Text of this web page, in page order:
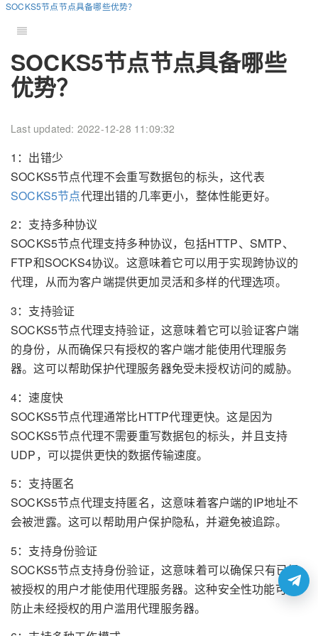
SOCKS5节点节点具备哪些优势？
SOCKS5节点节点具备哪些
优势？
Last updated: 2022-12-28 11:09:32
1：出错少
SOCKS5节点代理不会重写数据包的标头，这代表
SOCKS5节点代理出错的几率更小，整体性能更好。
2：支持多种协议
SOCKS5节点代理支持多种协议，包括HTTP、SMTP、
FTP和SOCKS4协议。这意味着它可以用于实现跨协议的
代理，从而为客户端提供更加灵活和多样的代理选项。
3：支持验证
SOCKS5节点代理支持验证，这意味着它可以验证客户端
的身份，从而确保只有授权的客户端才能使用代理服务
器。这可以帮助保护代理服务器免受未授权访问的威胁。
4：速度快
SOCKS5节点代理通常比HTTP代理更快。这是因为
SOCKS5节点代理不需要重写数据包的标头，并且支持
UDP，可以提供更快的数据传输速度。
5：支持匿名
SOCKS5节点代理支持匿名，这意味着客户端的IP地址不
会被泄露。这可以帮助用户保护隐私，并避免被追踪。
5：支持身份验证
SOCKS5节点支持身份验证，这意味着可以确保只有已经
被授权的用户才能使用代理服务器。这种安全性功能可以
防止未经授权的用户滥用代理服务器。